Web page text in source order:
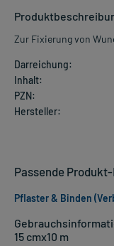
Zur Fixierung von
Darreichung:
Inhalt:
PZN:
Hersteller:
15 cmx10 m
Passende
Pflaster & Binden